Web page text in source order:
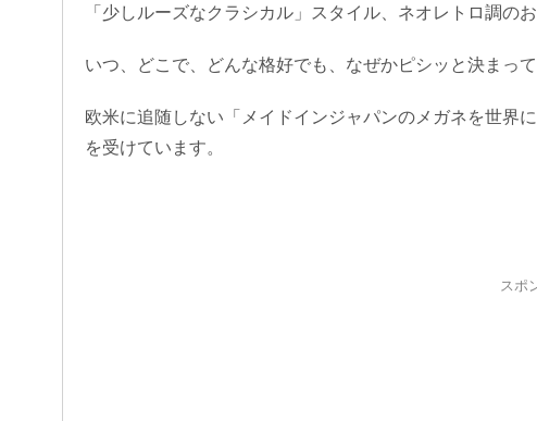
「少しルーズなクラシカル」スタイル、ネオレトロ調の
いつ、どこで、どんな格好でも、なぜかピシッと決まっ
欧米に追随しない「メイドインジャパンのメガネを世界
を受けています。
スポ